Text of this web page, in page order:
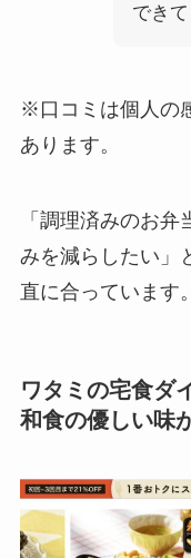
でき
※口コミは個人の
あります。
「調理済みのお
みを減らしたい」
直に合っています。
ワタミの宅食
和食の優しい味